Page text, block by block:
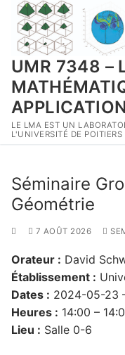
Aller
contenu
UMR 7348 –
LE LMA EST UN
L'UNIVERSITÉ DE POITIERS
Séminaire
Géométrie
7 AOÛT 2026
Orateur : David
Établissement :
Dates : 2024-05-23
Heures : 14:00 –
Lieu : Salle 0-6